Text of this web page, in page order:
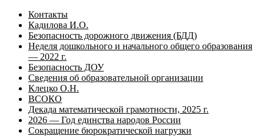
Контакты
Кадилова И.О.
Безопасность дорожного движения (БДД)
Неделя дошкольного и начального общего образования
— 2022 г.
Безопасность ДОУ
Сведения об образовательной организации
Клецко О.Н.
ВСОКО
Декада математической грамотности, 2025 г.
2026 — Год единства народов России
Сокращение бюрократической нагрузки